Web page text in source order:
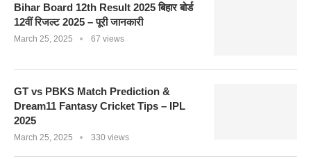
Bihar Board 12th Result 2025 बिहार बोर्ड
12वीं रिजल्ट 2025 – पूरी जानकारी
March 25, 2025 67 views
GT vs PBKS Match Prediction &
Dream11 Fantasy Cricket Tips – IPL
2025
March 25, 2025 330 views